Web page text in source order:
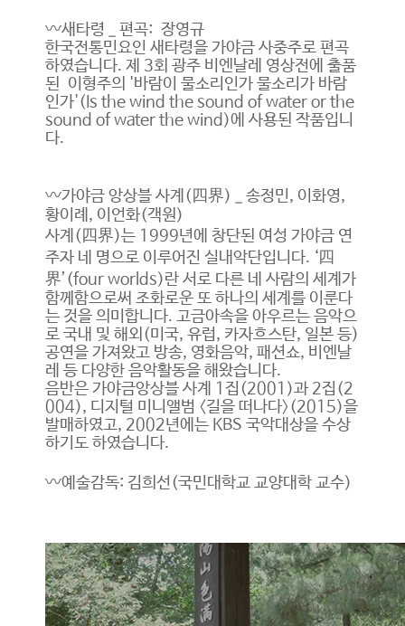
〰️새타령 _ 편곡: 장영규
한국전통민요인 새타령을 가야금 사중주로 편곡
하였습니다. 제 3회 광주 비엔날레 영상전에 출품
된 이형주의 '바람이 물소리인가 물소리가 바람
인가'(Is the wind the sound of water or the
sound of water the wind)에 사용된 작품입니
다.
〰️가야금 앙상블 사계(四界) _ 송정민, 이화영,
황이례, 이언화(객원)
사계(四界)는 1999년에 창단된 여성 가야금 연
주자 네 명으로 이루어진 실내악단입니다. ‘四
界’(four worlds)란 서로 다른 네 사람의 세계가
함께함으로써 조화로운 또 하나의 세계를 이룬다
는 것을 의미합니다. 고금아속을 아우르는 음악으
로 국내 및 해외(미국, 유럽, 카자흐스탄, 일본 등)
공연을 가져왔고 방송, 영화음악, 패션쇼, 비엔날
레 등 다양한 음악활동을 해왔습니다.
음반은 가야금앙상블 사계 1집(2001)과 2집(2
004), 디지털 미니앨범 〈길을 떠나다〉(2015)을
발매하였고, 2002년에는 KBS 국악대상을 수상
하기도 하였습니다.
〰️예술감독: 김희선(국민대학교 교양대학 교수)